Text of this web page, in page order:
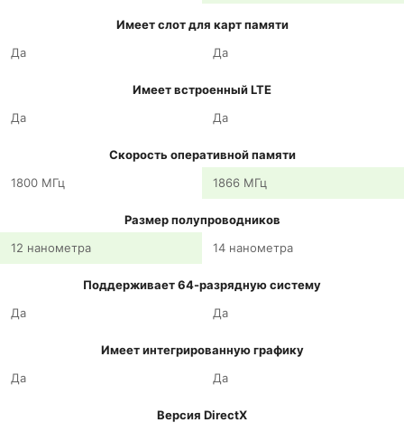
Имеет слот для карт памяти
Да
Да
Имеет встроенный LTE
Да
Да
Скорость оперативной памяти
1800 МГц
1866 МГц
Размер полупроводников
12 нанометра
14 нанометра
Поддерживает 64-разрядную систему
Да
Да
Имеет интегрированную графику
Да
Да
Версия DirectX